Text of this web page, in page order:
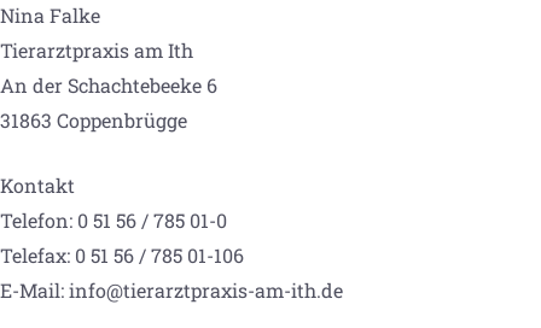
Nina Falke
Tierarztpraxis am Ith
An der Schachtebeeke 6
31863 Coppenbrügge
Kontakt
Telefon: 0 51 56 / 785 01-0
Telefax: 0 51 56 / 785 01-106
E-Mail:info@tierarztpraxis-am-ith.de